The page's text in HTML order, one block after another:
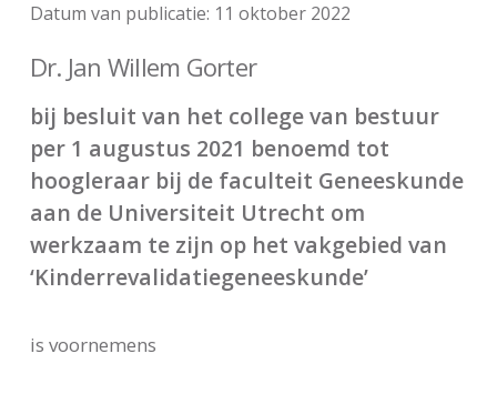
Datum van publicatie: 11 oktober 2022
Dr. Jan Willem Gorter
bij besluit van het college van bestuur
per 1 augustus 2021 benoemd tot
hoogleraar bij de faculteit Geneeskunde
aan de Universiteit Utrecht om
werkzaam te zijn op het vakgebied van
‘Kinderrevalidatiegeneeskunde’
is voornemens